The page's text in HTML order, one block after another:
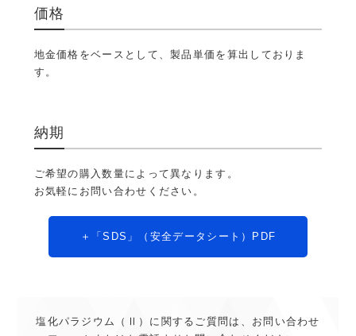
価格
地金価格をベースとして、製品単価を算出しておりま
す。
納期
ご希望の購入数量によって異なります。
お気軽にお問い合わせください。
「SDS」（安全データシート）PDF
塩化パラジウム（Ⅱ）に関するご質問は、お問い合わせ